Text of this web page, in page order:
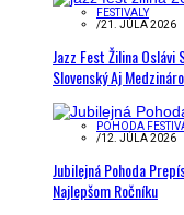
FESTIVALY
/21. JÚLA 2026
Jazz Fest Žilina Oslávi
Slovenský Aj
POHODA
/12. JÚLA 2026
Jubilejná Pohoda
Najlepšom Ročníku